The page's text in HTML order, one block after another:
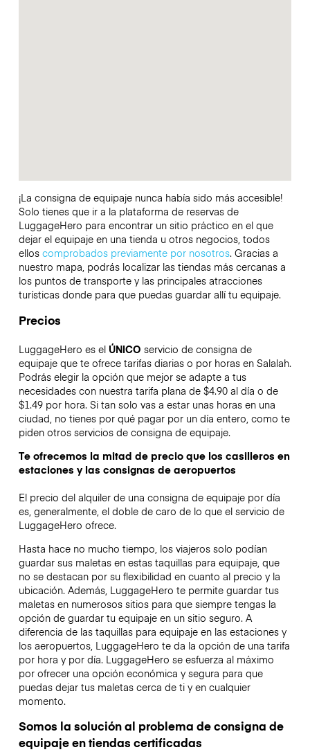
¡La consigna de equipaje nunca había sido más accesible!
Solo tienes que ir a la plataforma de reservas de
LuggageHero para encontrar un sitio práctico en el que
dejar el equipaje en una tienda u otros negocios, todos
ellos comprobados previamente por nosotros. Gracias a
nuestro mapa, podrás localizar las tiendas más cercanas a
los puntos de transporte y las principales atracciones
turísticas donde para que puedas guardar allí tu equipaje.
Precios
LuggageHero es el ÚNICO servicio de consigna de
equipaje que te ofrece tarifas diarias o por horas en Salalah.
Podrás elegir la opción que mejor se adapte a tus
necesidades con nuestra tarifa plana de $4.90 al día o de
$1.49 por hora. Si tan solo vas a estar unas horas en una
ciudad, no tienes por qué pagar por un día entero, como te
piden otros servicios de consigna de equipaje.
Te ofrecemos la mitad de precio que los casilleros en
estaciones y las consignas de aeropuertos
El precio del alquiler de una consigna de equipaje por día
es, generalmente, el doble de caro de lo que el servicio de
LuggageHero ofrece.
Hasta hace no mucho tiempo, los viajeros solo podían
guardar sus maletas en estas taquillas para equipaje, que
no se destacan por su flexibilidad en cuanto al precio y la
ubicación. Además, LuggageHero te permite guardar tus
maletas en numerosos sitios para que siempre tengas la
opción de guardar tu equipaje en un sitio seguro. A
diferencia de las taquillas para equipaje en las estaciones y
los aeropuertos, LuggageHero te da la opción de una tarifa
por hora y por día. LuggageHero se esfuerza al máximo
por ofrecer una opción económica y segura para que
puedas dejar tus maletas cerca de ti y en cualquier
momento.
Somos la solución al problema de consigna de
equipaje en tiendas certificadas